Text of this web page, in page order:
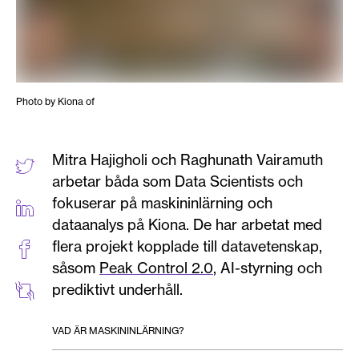
Photo by Kiona of
Mitra Hajigholi och Raghunath Vairamuth
arbetar båda som Data Scientists och
fokuserar på maskininlärning och
dataanalys på Kiona. De har arbetat med
flera projekt kopplade till datavetenskap,
såsom Peak Control 2.0, AI-styrning och
prediktivt underhåll.
VAD ÄR MASKININLÄRNING?